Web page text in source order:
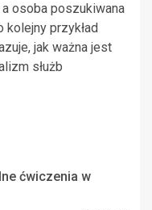
osoba poszukiwana
kolejny przykład
jak ważna jest
służb
ćwiczenia w